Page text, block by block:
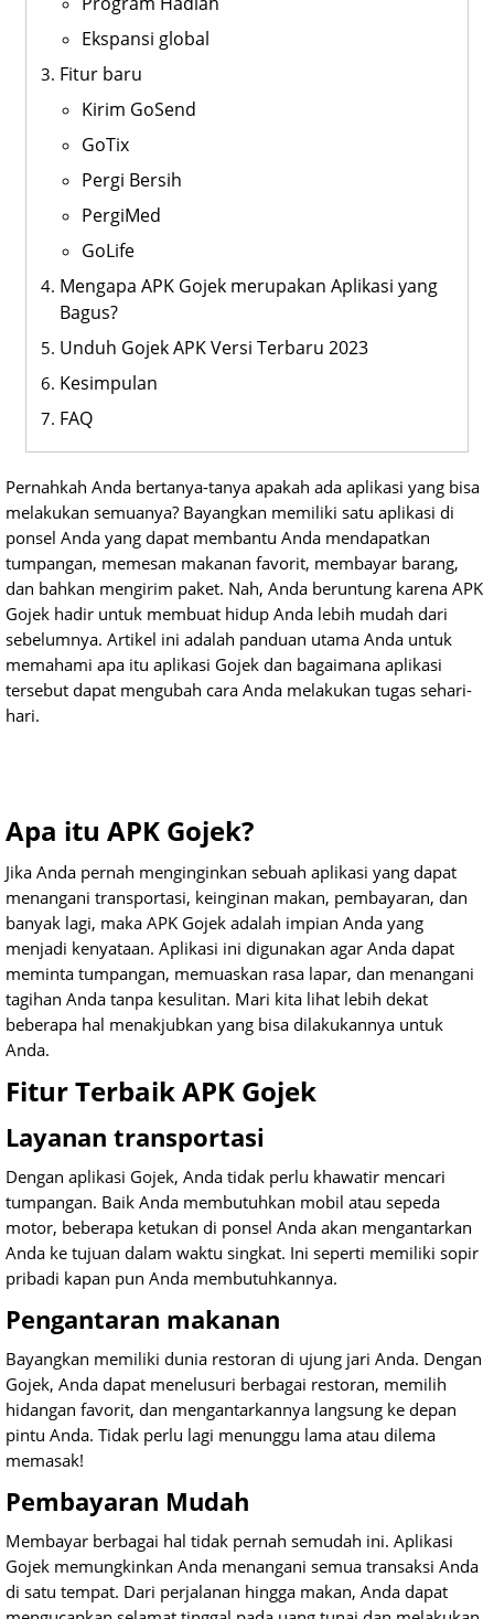
Ekspansi global
Fitur baru
Kirim GoSend
GoTix
Pergi Bersih
PergiMed
GoLife
Mengapa APK Gojek merupakan Aplikasi yang
Bagus?
Unduh Gojek APK Versi Terbaru 2023
Kesimpulan
FAQ
Pernahkah Anda bertanya-tanya apakah ada aplikasi yang bisa
melakukan semuanya? Bayangkan memiliki satu aplikasi di
ponsel Anda yang dapat membantu Anda mendapatkan
tumpangan, memesan makanan favorit, membayar barang,
dan bahkan mengirim paket. Nah, Anda beruntung karena APK
Gojek hadir untuk membuat hidup Anda lebih mudah dari
sebelumnya. Artikel ini adalah panduan utama Anda untuk
memahami apa itu aplikasi Gojek dan bagaimana aplikasi
tersebut dapat mengubah cara Anda melakukan tugas sehari-
hari.
Apa itu APK Gojek?
Jika Anda pernah menginginkan sebuah aplikasi yang dapat
menangani transportasi, keinginan makan, pembayaran, dan
banyak lagi, maka APK Gojek adalah impian Anda yang
menjadi kenyataan. Aplikasi ini digunakan agar Anda dapat
meminta tumpangan, memuaskan rasa lapar, dan menangani
tagihan Anda tanpa kesulitan. Mari kita lihat lebih dekat
beberapa hal menakjubkan yang bisa dilakukannya untuk
Anda.
Fitur Terbaik APK Gojek
Layanan transportasi
Dengan aplikasi Gojek, Anda tidak perlu khawatir mencari
tumpangan. Baik Anda membutuhkan mobil atau sepeda
motor, beberapa ketukan di ponsel Anda akan mengantarkan
Anda ke tujuan dalam waktu singkat. Ini seperti memiliki sopir
pribadi kapan pun Anda membutuhkannya.
Pengantaran makanan
Bayangkan memiliki dunia restoran di ujung jari Anda. Dengan
Gojek, Anda dapat menelusuri berbagai restoran, memilih
hidangan favorit, dan mengantarkannya langsung ke depan
pintu Anda. Tidak perlu lagi menunggu lama atau dilema
memasak!
Pembayaran Mudah
Membayar berbagai hal tidak pernah semudah ini. Aplikasi
Gojek memungkinkan Anda menangani semua transaksi Anda
di satu tempat. Dari perjalanan hingga makan, Anda dapat